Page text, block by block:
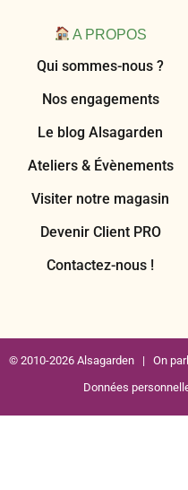
A PROPOS
Qui sommes-nous ?
Nos engagements
Le blog Alsagarden
Ateliers & Évènements
Visiter notre magasin
Devenir Client PRO
Contactez-nous !
© 2010-2026 Alsagarden | On
Données